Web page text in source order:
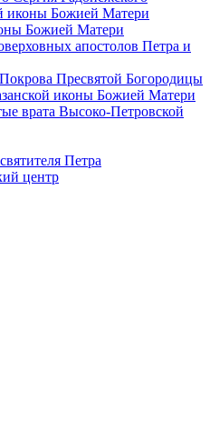
иконы Божией Матери
Божией Матери
апостолов Петра и
Пресвятой Богородицы
иконы Божией Матери
врата Высоко-Петровской
Петра
центр